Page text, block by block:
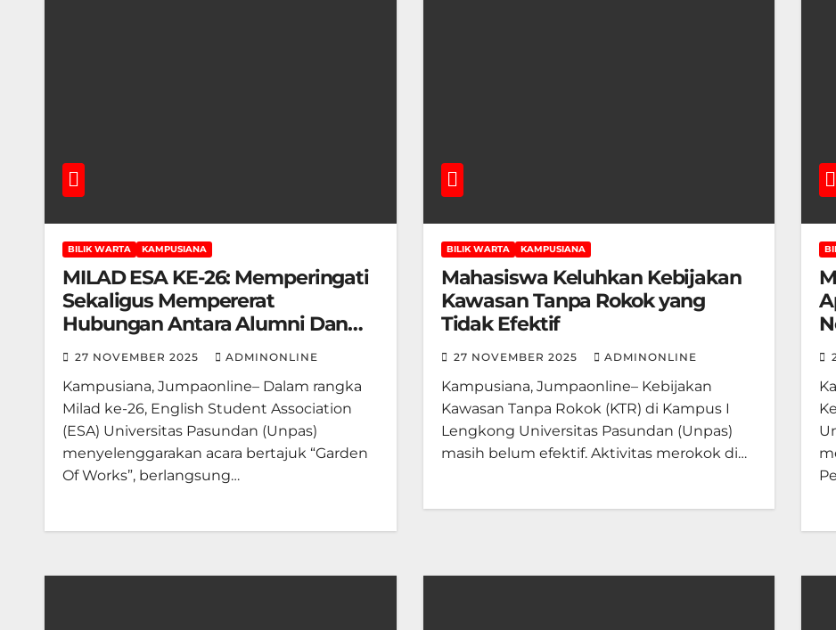
BILIK WARTA KAMPUSIANA
MILAD ESA KE-26: Memperingati
Sekaligus Mempererat
Hubungan Antara Alumni Dan
Mahasiswa
27 NOVEMBER 2025 ADMINONLINE
Kampusiana, Jumpaonline– Dalam rangka
Milad ke-26, English Student Association
(ESA) Universitas Pasundan (Unpas)
menyelenggarakan acara bertajuk “Garden
Of Works”, berlangsung…
BILIK WARTA KAMPUSIANA
Mahasiswa Keluhkan Kebijakan
Kawasan Tanpa Rokok yang
Tidak Efektif
27 NOVEMBER 2025 ADMINONLINE
Kampusiana, Jumpaonline– Kebijakan
Kawasan Tanpa Rokok (KTR) di Kampus I
Lengkong Universitas Pasundan (Unpas)
masih belum efektif. Aktivitas merokok di…